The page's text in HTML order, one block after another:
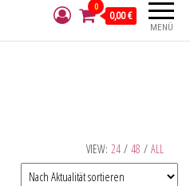
MENÜ
0
0,00 €
VIEW: 24 / 48 / ALL